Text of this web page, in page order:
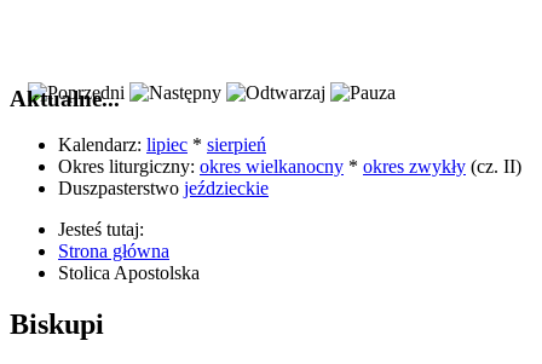
Aktualne...
Kalendarz: lipiec * sierpień
Okres liturgiczny: okres wielkanocny * okres zwykły (cz. II)
Duszpasterstwo jeździeckie
Jesteś tutaj:
Strona główna
Stolica Apostolska
Biskupi